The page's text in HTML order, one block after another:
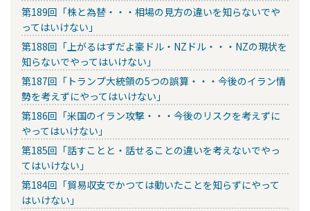
第189回「株と為替・・・相場の見方の違いを知らないでや
ってはいけない」
第188回「上がるはずだよ豪ドル・NZドル・・・NZの現状を
知らないでやってはいけない」
第187回「トランプ大統領の5つの誤算・・・今後のイラン情
勢を考えずにやってはいけない」
第186回「米国のイラン攻撃・・・今後のリスクを考えずに
やってはいけない」
第185回「話すことと・話せることの違いを考えないでやっ
てはいけない」
第184回「貿易収支でかつては動いたことを知らずにやって
はいけない」